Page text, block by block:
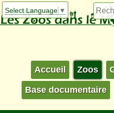
Select Language ▼
Accueil Zoos
Base documentaire